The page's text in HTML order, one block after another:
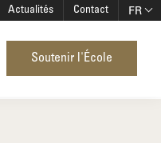
Actualités Contact FR
Soutenir l'École